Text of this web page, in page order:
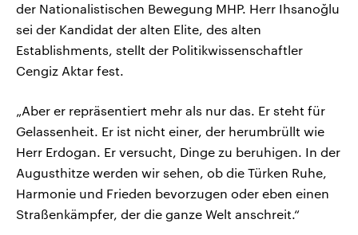
der Nationalistischen Bewegung MHP. Herr Ihsanoğlu
sei der Kandidat der alten Elite, des alten
Establishments, stellt der Politikwissenschaftler
Cengiz Aktar fest.
„Aber er repräsentiert mehr als nur das. Er steht für
Gelassenheit. Er ist nicht einer, der herumbrüllt wie
Herr Erdogan. Er versucht, Dinge zu beruhigen. In der
Augusthitze werden wir sehen, ob die Türken Ruhe,
Harmonie und Frieden bevorzugen oder eben einen
Straßenkämpfer, der die ganze Welt anschreit.“